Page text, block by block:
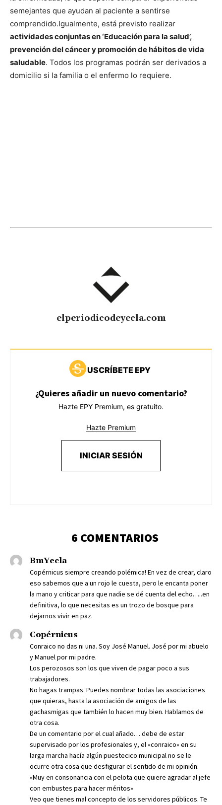
semejantes que ayudan al paciente a sentirse
comprendido.Igualmente, está previsto realizar
actividades conjuntas en ‘Educación para la salud’,
prevención del cáncer y promoción de hábitos de vida
saludable. Todos los programas podrán ser derivados a
domicilio si la familia o el enfermo lo requiere.
elperiodicodeyecla.com
USCRÍBETE EPY
¿Quieres añadir un nuevo comentario?
Hazte EPY Premium, es gratuito.
Hazte Premium
INICIAR SESIÓN
6 COMENTARIOS
BmYecla
Copérnicus siempre creando polémica! En vez de crear, claro
eso sabemos que a un rojo le cuesta, pero le encanta poner
la mano y criticar para que nadie se dé cuenta del echo…..en
definitiva, lo que necesitas es un trozo de bosque para
dejarnos vivir en paz.
Copérnicus
Conraico no das ni una. Soy José Manuel. José por mi abuelo
y Manuel por mi padre.
Los perozosos son los que viven de pagar poco a sus
trabajadores.
No hagas trampas. Puedes nombrar todas las asociaciones
que quieras, hasta la asociación de amigos de las
gachasmigas que también lo hacen muy bien. Hablamos de
otra cosa.
De un comentario por el cual añado… debe de estar
supervisado por los profesionales y, el «conraico» en su
larga marcha hacía algún puestecico municipal no se le
ocurre otra cosa que desfigurar el sentido de mi opinión.
«Muy en consonancia con el pelota que quiere agradar al jefe
con embustes para hacer méritos»
Veo que tienes mal concepto de los servidores públicos. Te